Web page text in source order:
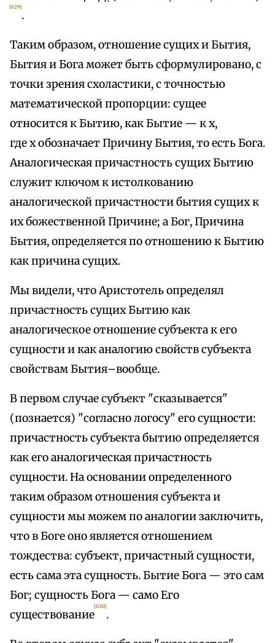
[629]
.
Таким образом, отношение сущих и Бытия,
Бытия и Бога может быть сформулировано, с
точки зрения схоластики, с точностью
математической пропорции: сущее
относится к Бытию, как Бытие — к х,
где х обозначает Причину Бытия, то есть Бога.
Аналогическая причастность сущих Бытию
служит ключом к истолкованию
аналогической причастности бытия сущих к
их божественной Причине; а Бог, Причина
Бытия, определяется по отношению к Бытию
как причина сущих.
Мы видели, что Аристотель определял
причастность сущих Бытию как
аналогическое отношение субъекта к его
сущности и как аналогию свойств субъекта
свойствам Бытия–вообще.
В первом случае субъект "сказывается"
(познается) "согласно логосу" его сущности:
причастность субъекта бытию определяется
как его аналогическая причастность
сущности. На основании определенного
таким образом отношения субъекта и
сущности мы можем по аналогии заключить,
что в Боге оно является отношением
тождества: субъект, причастный сущности,
есть сама эта сущность. Бытие Бога — это сам
Бог; сущность Бога — само Его
существование
[630]
.